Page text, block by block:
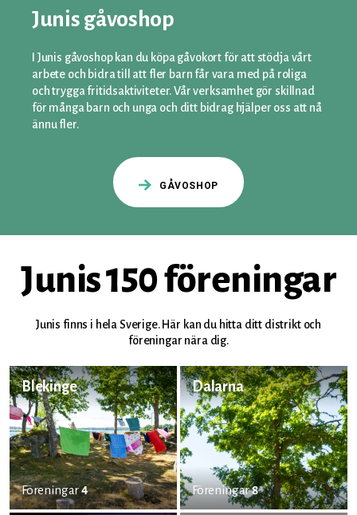
Junis gåvoshop
I Junis gåvoshop kan du köpa gåvokort för att stödja vårt
arbete och bidra till att fler barn får vara med på roliga
och trygga fritidsaktiviteter. Vår verksamhet gör skillnad
för många barn och unga och ditt bidrag hjälper oss att nå
ännu fler.
GÅVOSHOP
Junis 150 föreningar
Junis finns i hela Sverige. Här kan du hitta ditt distrikt och
föreningar nära dig.
Blekinge
Föreningar4
Dalarna
Föreningar8